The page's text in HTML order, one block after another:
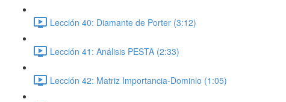
Lección 40: Diamante de Porter (3:12)
Lección 41: Análisis PESTA (2:33)
Lección 42: Matriz Importancia-Dominio (1:05)